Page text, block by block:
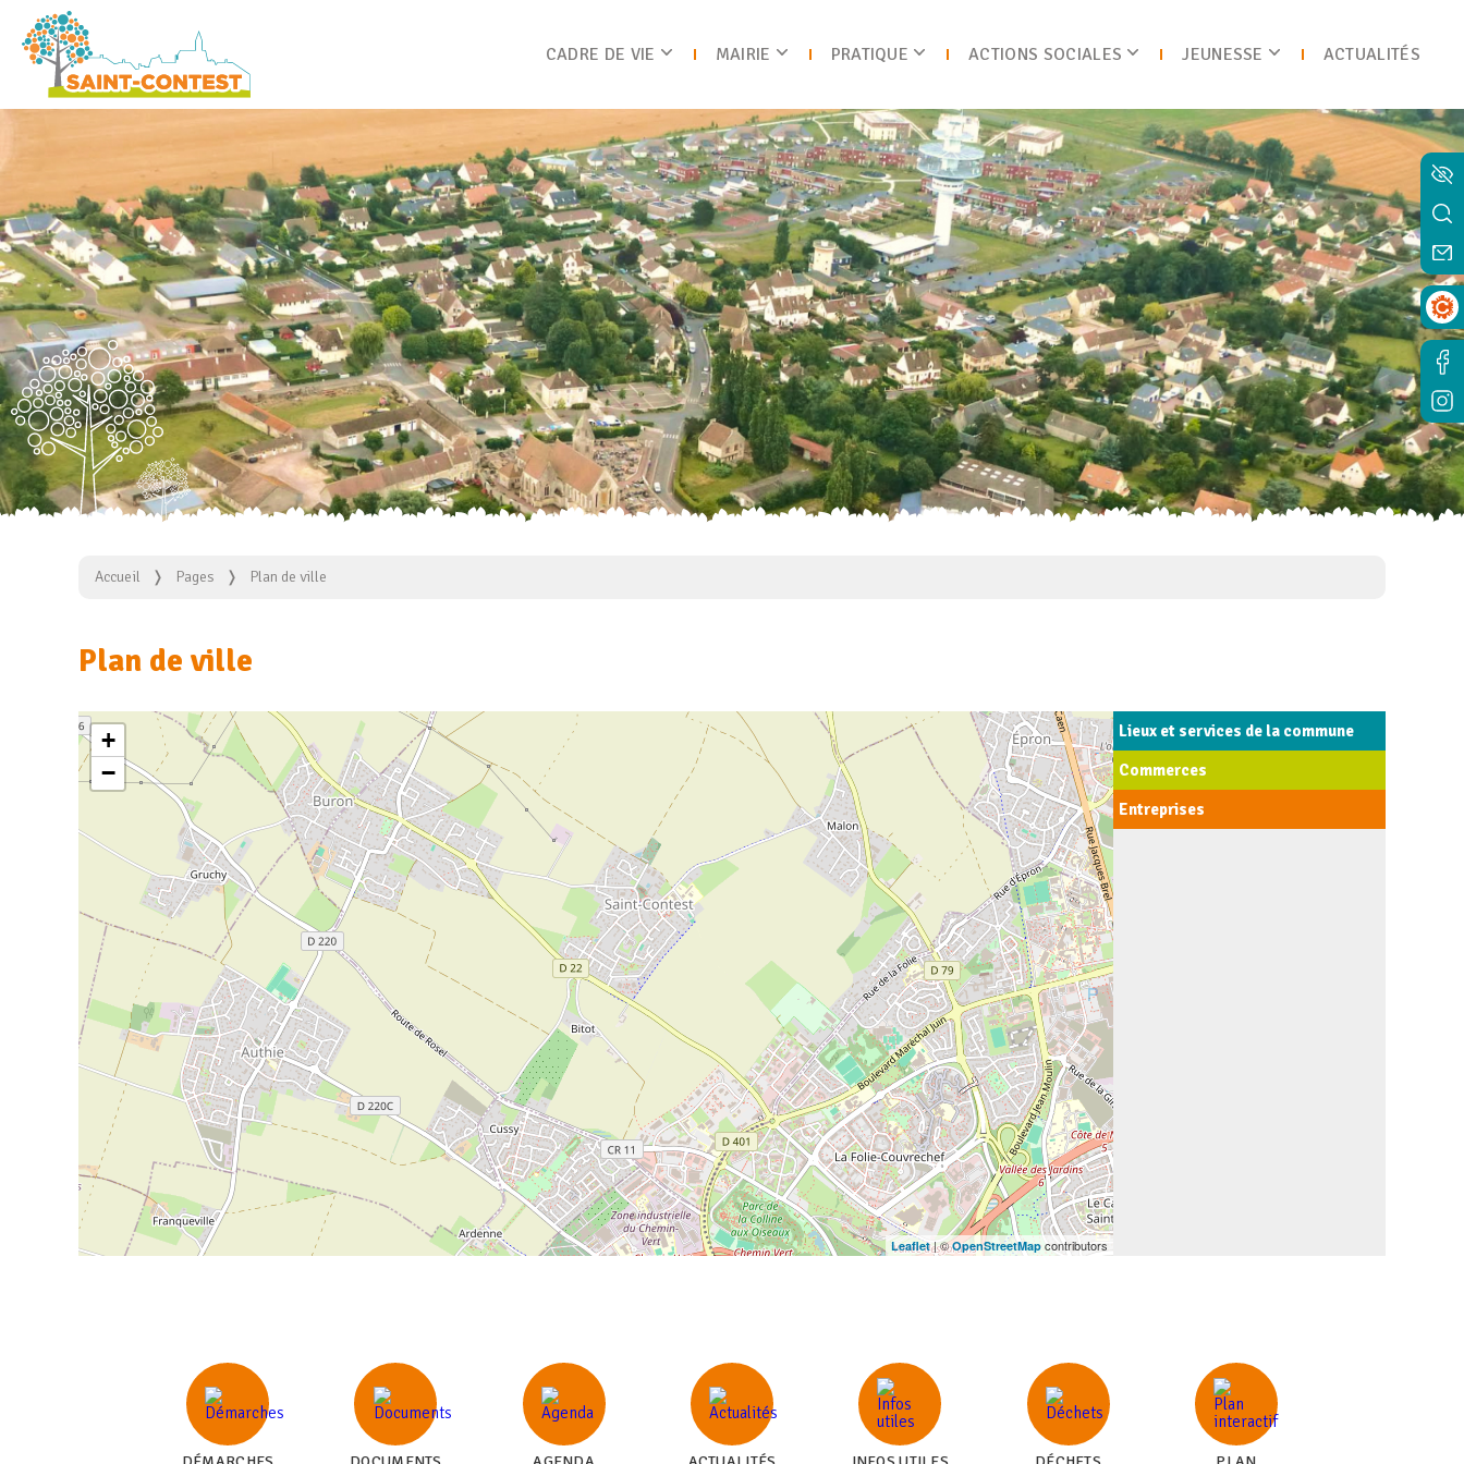
CADRE DE VIE MAIRIE PRATIQUE ACTIONS SOCIALES JEUNESSE ACTUALITÉS
Accueil Pages Plan de ville
Plan de ville
+
−
Leaflet| ©OpenStreetMapcontributors
Lieux et services de la commune
Commerces
Entreprises